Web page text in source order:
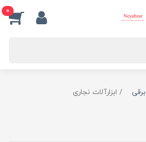
0
برقی ابزارآلات نجاری